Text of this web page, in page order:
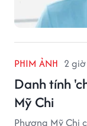
PHIM ẢNH 2
Danh tính
Mỹ Chi
Phương Mỹ Chi